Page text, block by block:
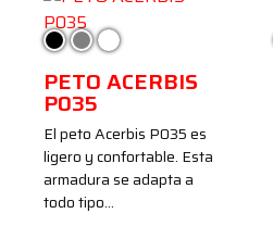
Negro
GrisBlanco
PETO ACERBIS
P035
El peto Acerbis P035 es
ligero y confortable. Esta
armadura se adapta a
todo tipo…